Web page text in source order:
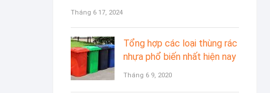
Tháng 6 17, 2024
Tổng hợp các loại thùng rác
nhựa phổ biến nhất hiện nay
Tháng 6 9, 2020